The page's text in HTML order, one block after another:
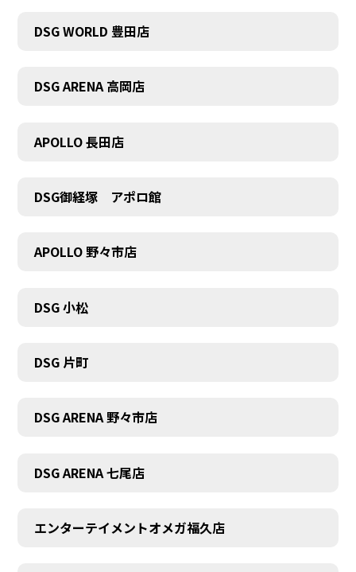
DSG WORLD 豊田店
DSG ARENA 高岡店
APOLLO 長田店
DSG御経塚 アポロ館
APOLLO 野々市店
DSG 小松
DSG 片町
DSG ARENA 野々市店
DSG ARENA 七尾店
エンターテイメントオメガ福久店